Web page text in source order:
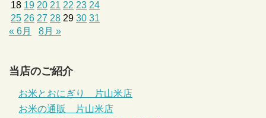
18 19 20 21 22 23 24
25 26 27 28 29 30 31
« 6月
8月 »
当店のご紹介
お米とおにぎり 片山米店
お米の通販 片山米店